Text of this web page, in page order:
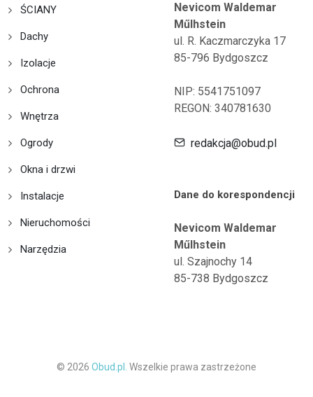
ŚCIANY
Dachy
Izolacje
Ochrona
Wnętrza
Ogrody
Okna i drzwi
Instalacje
Nieruchomości
Narzędzia
Nevicom Waldemar
Műlhstein
ul. R. Kaczmarczyka 17
85-796 Bydgoszcz
NIP: 5541751097
REGON: 340781630
redakcja@obud.pl
Dane do korespondencji
Nevicom Waldemar
Műlhstein
ul. Szajnochy 14
85-738 Bydgoszcz
© 2026 Obud.pl. Wszelkie prawa zastrzeżone